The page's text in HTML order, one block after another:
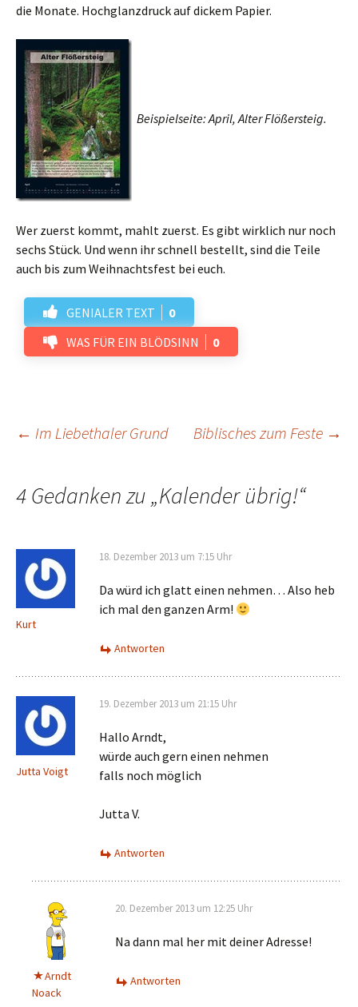
die Monate. Hochglanzdruck auf dickem Papier.
Beispielseite: April, Alter Flößersteig.
Wer zuerst kommt, mahlt zuerst. Es gibt wirklich nur noch
sechs Stück. Und wenn ihr schnell bestellt, sind die Teile
auch bis zum Weihnachtsfest bei euch.
GENIALER TEXT
0
WAS FÜR EIN BLÖDSINN
0
Beitrags-
Navigation
← Im Liebethaler Grund Biblisches zum Feste →
4 Gedanken zu „Kalender übrig!“
Kurt
18. Dezember 2013 um 7:15 Uhr
Da würd ich glatt einen nehmen… Also heb
ich mal den ganzen Arm!
Antworten
Jutta Voigt
19. Dezember 2013 um 21:15 Uhr
Hallo Arndt,
würde auch gern einen nehmen
falls noch möglich
Jutta V.
Antworten
Arndt
Noack
20. Dezember 2013 um 12:25 Uhr
Na dann mal her mit deiner Adresse!
Antworten